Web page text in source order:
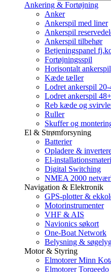
Ankering & Fortøjning
Anker
Ankerspil med liner
Ankerspil
Ankerspil tilbehør
Betjeningspanel
Fortøjningsspil
Horisontalt ankerspil
Kæde tæller
Lodret ankerspil
Lodret ankerspil
Reb kæde og
Ruller
Skuffer og
El & Strømforsyning
Batterier
Opladere &
El-
Digital Switching
NMEA 2000
Navigation & Elektronik
GPS-plotter &
Motorinstrumenter
VHF & AIS
Navionics søkort
One-Boat Network
Belysning &
Motor & Styring
Elmotorer Minn
Elmotorer Torqeedo